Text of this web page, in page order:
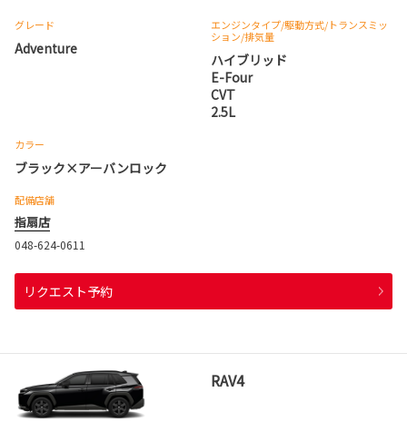
グレード
Adventure
エンジンタイプ/駆動方式/トランスミッ
ション/排気量
ハイブリッド
E-Four
CVT
2.5L
カラー
ブラック×アーバンロック
配備店舗
指扇店
048-624-0611
リクエスト予約
RAV4